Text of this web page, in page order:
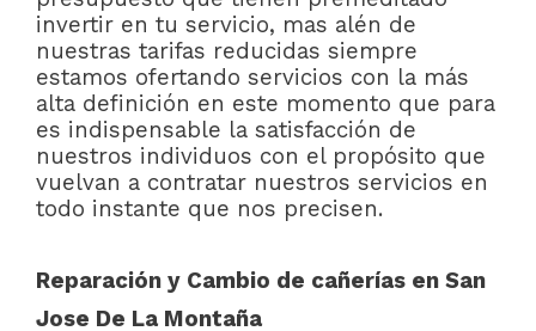
invertir en tu servicio, mas alén de
nuestras tarifas reducidas siempre
estamos ofertando servicios con la más
alta definición en este momento que para
es indispensable la satisfacción de
nuestros individuos con el propósito que
vuelvan a contratar nuestros servicios en
todo instante que nos precisen.
Reparación y Cambio de cañerías en San
Jose De La Montaña